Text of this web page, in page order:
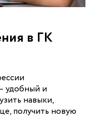
в ГК
удобный и
навыки,
получить новую